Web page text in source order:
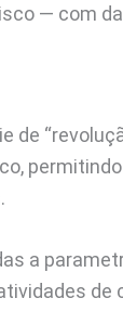
— com
a
de